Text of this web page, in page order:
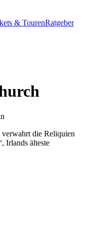
& TourenRatgeber
die Reliquien
Irlands älteste